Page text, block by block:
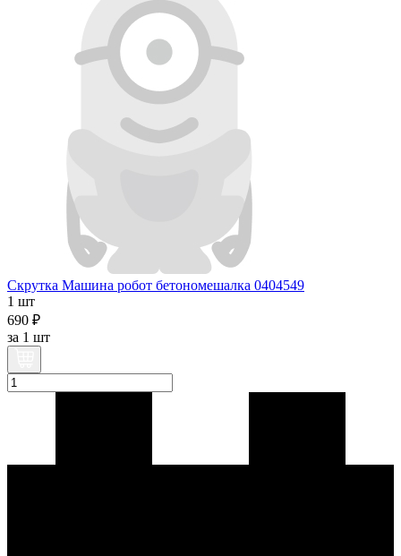
Скрутка Машина робот бетономешалка 0404549
1 шт
690 ₽
за 1 шт